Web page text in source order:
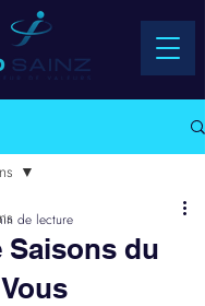
Saisons du
de lecture